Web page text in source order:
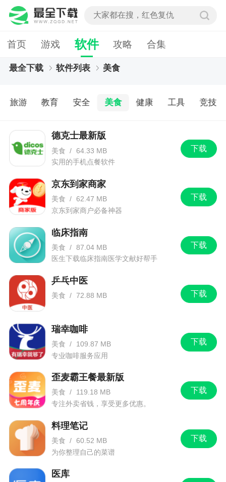
首页 游戏 软件 攻略 合集
最全下载 软件列表 美食
旅游 教育 安全 美食 健康 工具 竞技
下载
德克士最新版
美食 / 64.33 MB
实用的手机点餐软件
下载
京东到家商家
美食 / 62.47 MB
京东到家商户必备神器
下载
临床指南
美食 / 87.04 MB
医生下载临床指南医学文献好帮手
下载
乒乓中医
美食 / 72.88 MB
下载
瑞幸咖啡
美食 /
109.87 MB
专业咖啡服务应用
下载
歪麦霸王餐最新版
美食 /
119.18 MB
专注外卖省钱，享受更多优惠。
下载
料理笔记
美食 / 60.52 MB
为你整理自己的菜谱
医库